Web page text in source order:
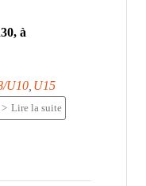
à
U10 U15
Lire la suite